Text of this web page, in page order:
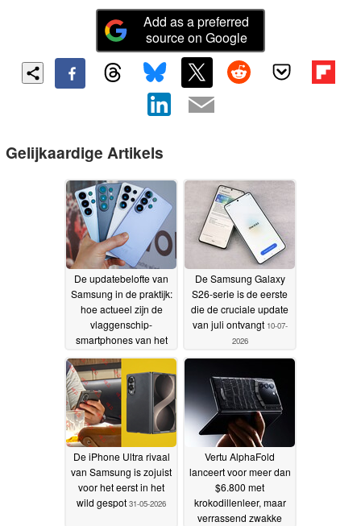
Add as a preferred
source on Google
Gelijkaardige Artikels
De updatebelofte van
Samsung in de praktijk:
hoe actueel zijn de
vlaggenschip-
smartphones van het
30-07-2026
De Samsung Galaxy
S26-serie is de eerste
die de cruciale update
van juli ontvangt 10-07-
2026
De iPhone Ultra rivaal
van Samsung is zojuist
voor het eerst in het
wild gespot 31-05-2026
Vertu AlphaFold
lanceert voor meer dan
$6.800 met
krokodillenleer, maar
verrassend zwakke